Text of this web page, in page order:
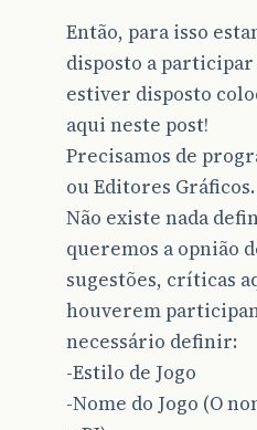
Então, para isso
disposto a participar
estiver disposto
aqui neste post!
Precisamos de
ou Editores Gráficos.
Não existe nada
queremos a opnião
sugestões, críticas
houverem
necessário definir:
-Estilo de Jogo
-Nome do Jogo (O